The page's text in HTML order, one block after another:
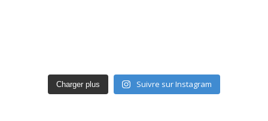
Charger plus Suivre sur Instagram